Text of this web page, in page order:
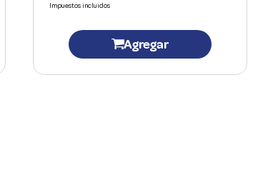
Agregar